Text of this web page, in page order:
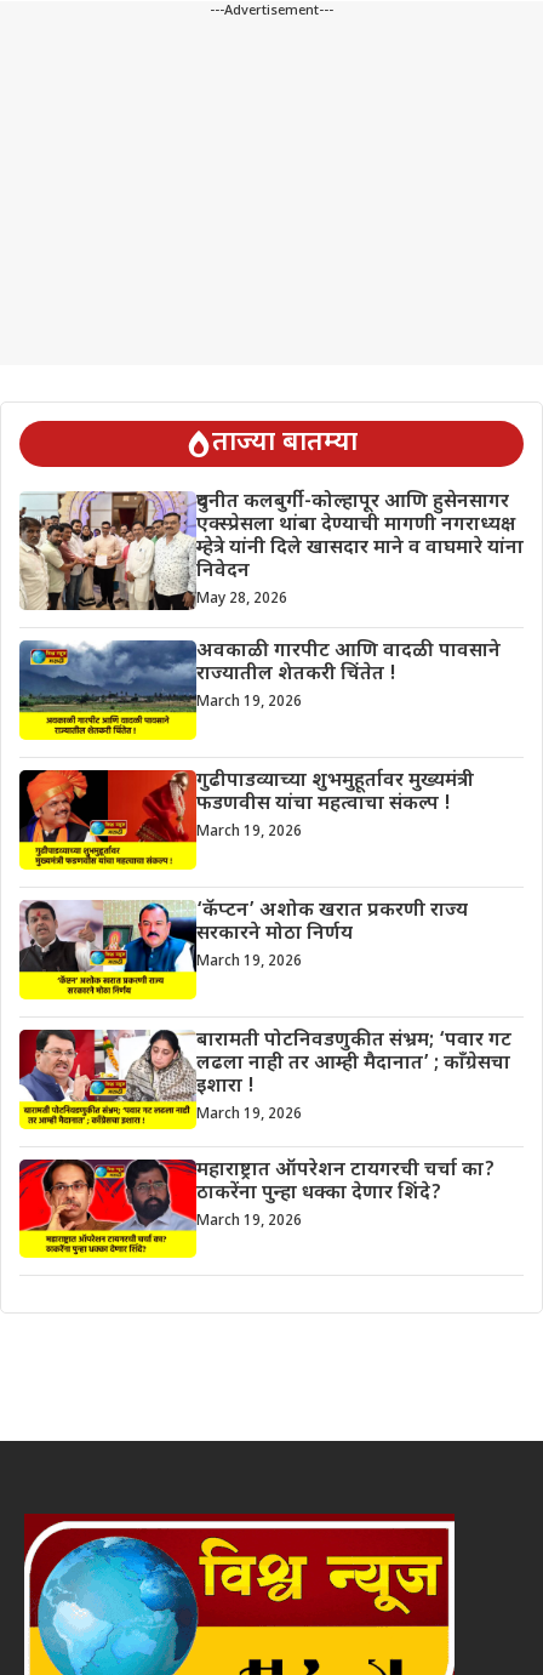
---Advertisement---
ताज्या बातम्या
दुधनीत कलबुर्गी-कोल्हापूर आणि हुसेनसागर
एक्स्प्रेसला थांबा देण्याची मागणी नगराध्यक्ष
म्हेत्रे यांनी दिले खासदार माने व वाघमारे यांना
निवेदन
May 28, 2026
अवकाळी गारपीट आणि वादळी पावसाने
राज्यातील शेतकरी चिंतेत !
March 19, 2026
गुढीपाडव्याच्या शुभमुहूर्तावर मुख्यमंत्री
फडणवीस यांचा महत्वाचा संकल्प !
March 19, 2026
‘कॅप्टन’ अशोक खरात प्रकरणी राज्य
सरकारने मोठा निर्णय
March 19, 2026
बारामती पोटनिवडणुकीत संभ्रम; ‘पवार गट
लढला नाही तर आम्ही मैदानात’ ; काँग्रेसचा
इशारा !
March 19, 2026
महाराष्ट्रात ऑपरेशन टायगरची चर्चा का?
ठाकरेंना पुन्हा धक्का देणार शिंदे?
March 19, 2026